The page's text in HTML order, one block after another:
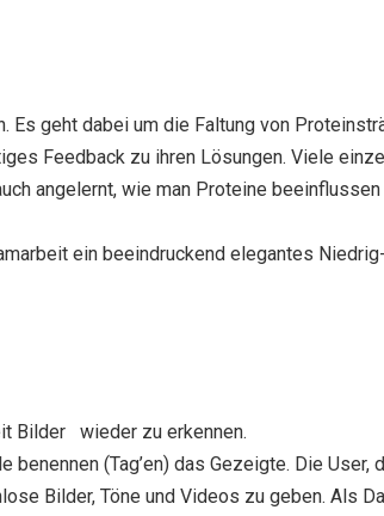
geht dabei um die Faltung von
Feedback zu ihren Lösungen. Viele
angelernt, wie man Proteine beeinflussen
ein beeindruckend elegantes
Bilder wieder zu erkennen.
(Tag’en) das Gezeigte. Die User,
Bilder, Töne und Videos zu geben. Als